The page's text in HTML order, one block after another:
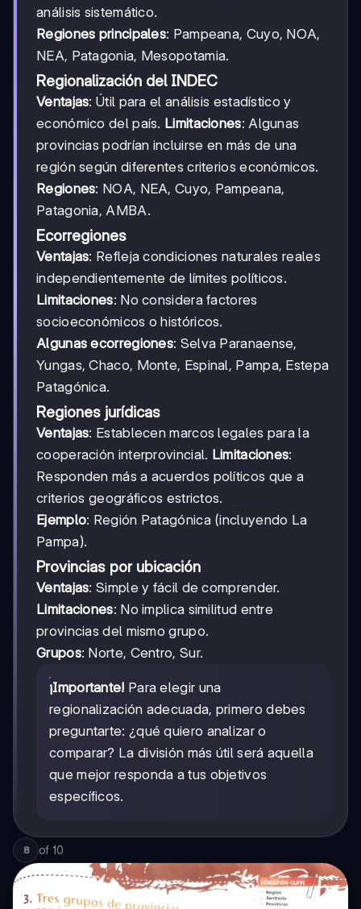
análisis sistemático.
Regiones principales: Pampeana, Cuyo, NOA,
NEA, Patagonia, Mesopotamia.
Regionalización del INDEC
Ventajas: Útil para el análisis estadístico y
económico del país. Limitaciones: Algunas
provincias podrían incluirse en más de una
región según diferentes criterios económicos.
Regiones: NOA, NEA, Cuyo, Pampeana,
Patagonia, AMBA.
Ecorregiones
Ventajas: Refleja condiciones naturales reales
independientemente de límites políticos.
Limitaciones: No considera factores
socioeconómicos o históricos.
Algunas ecorregiones: Selva Paranaense,
Yungas, Chaco, Monte, Espinal, Pampa, Estepa
Patagónica.
Regiones jurídicas
Ventajas: Establecen marcos legales para la
cooperación interprovincial. Limitaciones:
Responden más a acuerdos políticos que a
criterios geográficos estrictos.
Ejemplo: Región Patagónica (incluyendo La
Pampa).
Provincias por ubicación
Ventajas: Simple y fácil de comprender.
Limitaciones: No implica similitud entre
provincias del mismo grupo.
Grupos: Norte, Centro, Sur.
¡Importante! Para elegir una
regionalización adecuada, primero debes
preguntarte: ¿qué quiero analizar o
comparar? La división más útil será aquella
que mejor responda a tus objetivos
específicos.
8 of 10